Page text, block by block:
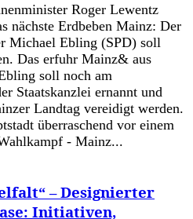
Roger Lewentz
nächste Erdbeben Mainz: Der
Michael Ebling (SPD) soll
Das erfuhr Mainz& aus
soll noch am
Staatskanzlei ernannt und
Landtag vereidigt werden.
überraschend vor einem
- Mainz...
– Designierter
Initiativen,